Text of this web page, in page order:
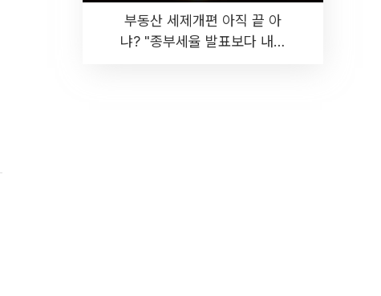
부동산 세제개편 아직 끝 아
냐? "종부세율 발표보다 내릴